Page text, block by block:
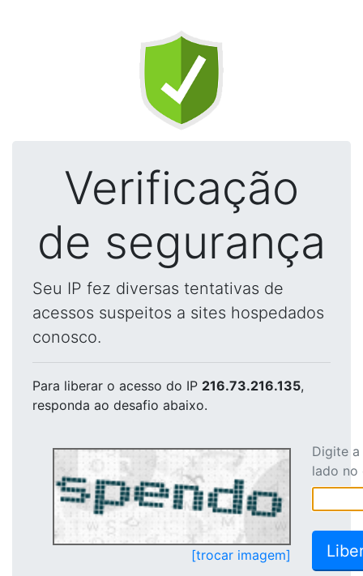
Verificação
de segurança
Seu IP fez diversas tentativas de
acessos suspeitos a sites hospedados
conosco.
Para liberar o acesso do IP 216.73.216.135,
responda ao desafio abaixo.
[trocar imagem]
Digite
lado no